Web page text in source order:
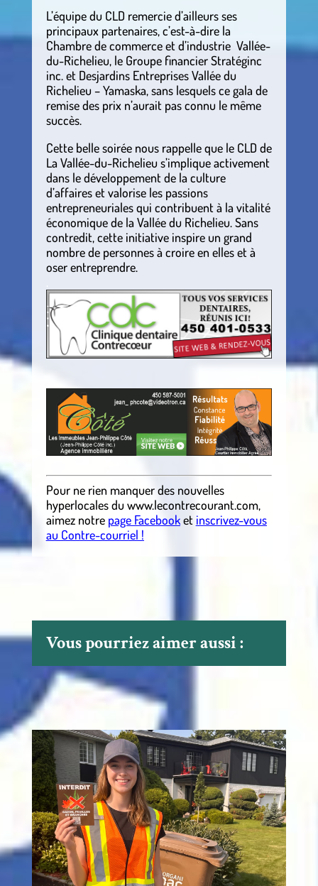
L’équipe du CLD remercie d’ailleurs ses
principaux partenaires, c’est-à-dire la
Chambre de commerce et d’industrie Vallée-
du-Richelieu, le Groupe financier Stratéginc
inc. et Desjardins Entreprises Vallée du
Richelieu – Yamaska, sans lesquels ce gala de
remise des prix n’aurait pas connu le même
succès.
Cette belle soirée nous rappelle que le CLD de
La Vallée-du-Richelieu s’implique activement
dans le développement de la culture
d’affaires et valorise les passions
entrepreneuriales qui contribuent à la vitalité
économique de la Vallée du Richelieu. Sans
contredit, cette initiative inspire un grand
nombre de personnes à croire en elles et à
oser entreprendre.
Pour ne rien manquer des nouvelles
hyperlocales du www.lecontrecourant.com,
aimez notre page Facebooket inscrivez-vous
au Contre-courriel !
Vous pourriez aimer aussi :